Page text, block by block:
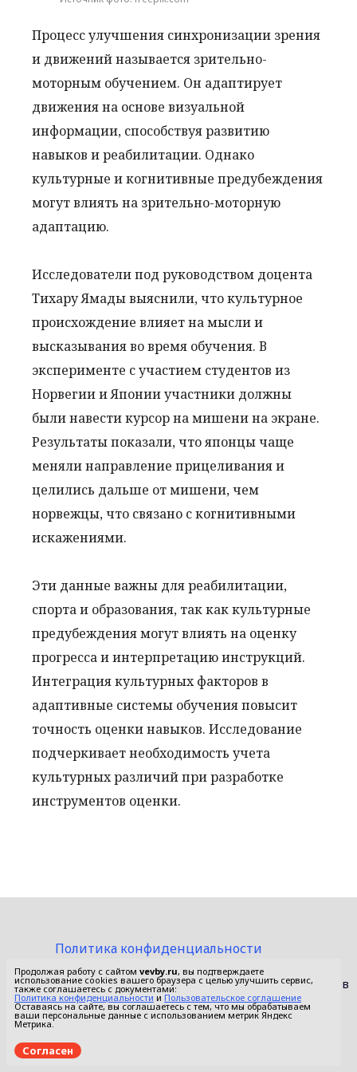
Процесс улучшения синхронизации зрения
и движений называется зрительно-
моторным обучением. Он адаптирует
движения на основе визуальной
информации, способствуя развитию
навыков и реабилитации. Однако
культурные и когнитивные предубеждения
могут влиять на зрительно-моторную
адаптацию.
Исследователи под руководством доцента
Тихару Ямады выяснили, что культурное
происхождение влияет на мысли и
высказывания во время обучения. В
эксперименте с участием студентов из
Норвегии и Японии участники должны
были навести курсор на мишени на экране.
Результаты показали, что японцы чаще
меняли направление прицеливания и
целились дальше от мишени, чем
норвежцы, что связано с когнитивными
искажениями.
Эти данные важны для реабилитации,
спорта и образования, так как культурные
предубеждения могут влиять на оценку
прогресса и интерпретацию инструкций.
Интеграция культурных факторов в
адаптивные системы обучения повысит
точность оценки навыков. Исследование
подчеркивает необходимость учета
культурных различий при разработке
инструментов оценки.
Политика конфиденциальности
Пользовательское соглашение
© 2015-2026 Сетевое издание «Фактом». Зарегистрировано в
Федеральной службе по надзору в сфере связи,
информационных технологий и массовых коммуникаций
Продолжая работу с сайтом vevby.ru, вы подтверждаете
использование cookies вашего браузера с целью улучшить сервис,
также соглашаетесь с документами:
Политика конфиденциальности и Пользовательское соглашение
Оставаясь на сайте, вы соглашаетесь с тем, что мы обрабатываем
ваши персональные данные с использованием метрик Яндекс
Метрика.
Согласен